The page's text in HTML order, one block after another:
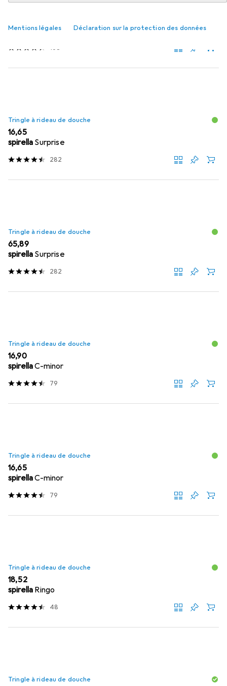
Mentions légales Déclaration sur la protection des données
spirellaDécor
168
Tringle à rideau de douche
EUR
16,65
spirella Surprise
282
Tringle à rideau de douche
EUR
65,89
spirella Surprise
282
Tringle à rideau de douche
EUR
16,90
spirellaC-minor
79
Tringle à rideau de douche
EUR
16,65
spirellaC-minor
79
Tringle à rideau de douche
EUR
18,52
spirella Ringo
48
Tringle à rideau de douche